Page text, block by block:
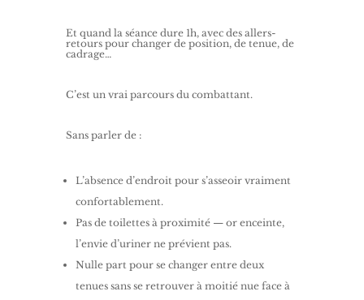
Et quand la séance dure 1h, avec des allers-
retours pour changer de position, de tenue, de
cadrage…
C’est un vrai parcours du combattant.
Sans parler de :
L’absence d’endroit pour s’asseoir vraiment
confortablement.
Pas de toilettes à proximité — or enceinte,
l’envie d’uriner ne prévient pas.
Nulle part pour se changer entre deux
tenues sans se retrouver à moitié nue face à